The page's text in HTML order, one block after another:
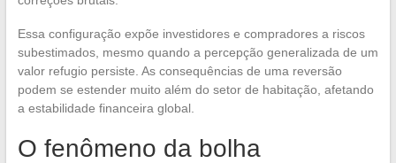
Essa configuração expõe investidores e compradores a riscos
subestimados, mesmo quando a percepção generalizada de um
valor refugio persiste. As consequências de uma reversão
podem se estender muito além do setor de habitação, afetando
a estabilidade financeira global.
O fenômeno da bolha